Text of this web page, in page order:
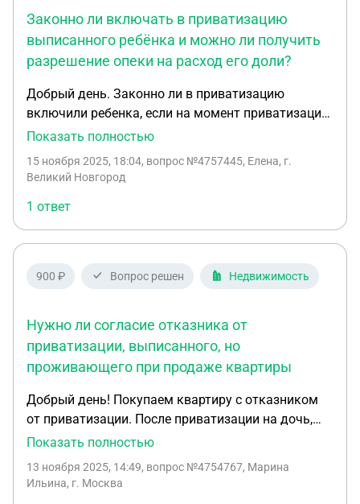
Законно ли включать в приватизацию
выписанного ребёнка и можно ли получить
разрешение опеки на расход его доли?
Добрый день. Законно ли в приватизацию
включили ребенка, если на момент приватизации
он был выписан из данной квартиры, в договор
этой квартире не проживал. И могут ли органы
части доли ребёнка с продажи квартиры на
погашение ипотеки в другом жилом помещении?
Показать полностью
15 ноября 2025, 18:04, вопрос №4757445, Елена, г.
Великий Новгород
1 ответ
900 ₽ Вопрос решен Недвижимость
Нужно ли согласие отказника от
приватизации, выписанного, но
проживающего при продаже квартиры
Добрый день! Покупаем квартиру с отказником
от приватизации. После приватизации на дочь,
Она три года назад выписалась из квартиры по
квартире. Нужно ли ее согласие на продажу? И
Показать полностью
13 ноября 2025, 14:49, вопрос №4754767, Марина
Ильина, г. Москва